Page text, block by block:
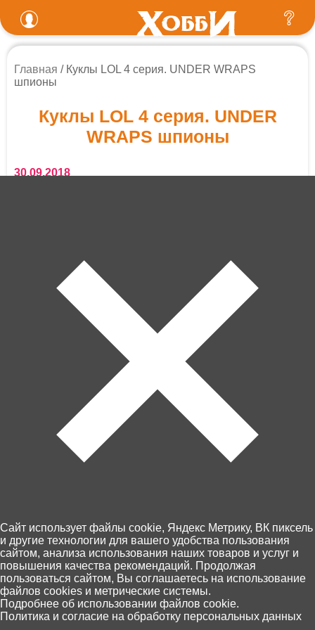
Главная
Куклы LOL 4 серия. UNDER WRAPS
шпионы
Куклы LOL 4 серия. UNDER
WRAPS шпионы
30.09.2018
Уже доступны для заказа в интернет магазине. А в
понедельник, со второй половины дня ищите их в
магазинах ХОББИТ!
Это кукла из 4 серии ЛОЛ, которая называется Eye
Spy или Декодер. В каждом шарике LOL есть
волшебная лупа с розовым стеклом. Только через эту
лупу можно разглядеть спрятанные послания,
Внутри капсулы вас, как и прежде, ждет:
Секретное послание
Наклейка со способностями
Татушка - колечко
Бутылочка
Ботиночки
Секретное письмо
Маскировочный костюм
Чтобы открыть капсулу, придется серьезно
постараться и найти с помощью лупы все ключи для
кодовых замочков.
Главная Каталог Корзина
0
Избранное Поиск
Cайт использует файлы cookie, Яндекс Метрику, ВК пиксель
и другие технологии для вашего удобства пользования
сайтом, анализа использования наших товаров и услуг и
повышения качества рекомендаций. Продолжая
пользоваться сайтом, Вы соглашаетесь на использование
файлов cookies и метрические системы.
Подробнее об использовании файлов cookie.
Политика и согласие на обработку персональных данных